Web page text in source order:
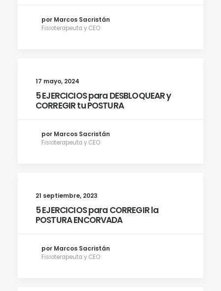
por Marcos Sacristán
Fisioterapeuta y CEO
17 mayo, 2024
5 EJERCICIOS para DESBLOQUEAR y
CORREGIR tu POSTURA
por Marcos Sacristán
Fisioterapeuta y CEO
21 septiembre, 2023
5 EJERCICIOS para CORREGIR la
POSTURA ENCORVADA
por Marcos Sacristán
Fisioterapeuta y CEO